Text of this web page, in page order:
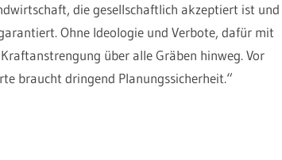
die gesellschaftlich akzeptiert ist und
Ohne Ideologie und Verbote, dafür mit
über alle Gräben hinweg. Vor
braucht dringend Planungssicherheit.“